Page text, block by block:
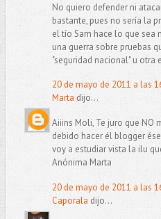
No quiero defender ni
bastante, pues no sería la
el tío Sam hace lo que sea
una guerra sobre pruebas
"seguridad nacional" u otra
20 de mayo de 2011 a las
Marta dijo...
Aiiins Moli, Te juro que NO
debido hacer él blogger
voy a estudiar vista la ilu
Anónima Marta
20 de mayo de 2011 a las
Caporala dijo...